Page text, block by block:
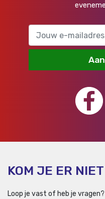
KOM JE ER
Loop je vast of heb je vragen?